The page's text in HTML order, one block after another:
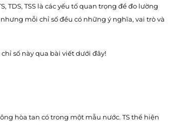
TDS, TSS là các yếu tố quan trọng để đo lường
mỗi chỉ số đều có những ý nghĩa, vai trò và
số này qua bài viết dưới đây!
hòa tan có trong một mẫu nước. TS thể hiện